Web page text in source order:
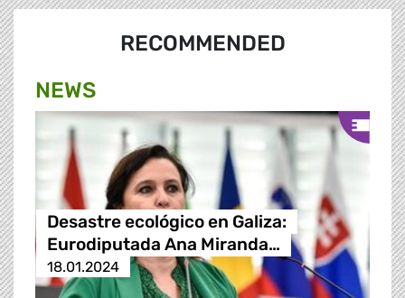
RECOMMENDED
NEWS
Desastre ecológico en Galiza:
Eurodiputada Ana Miranda…
18.01.2024